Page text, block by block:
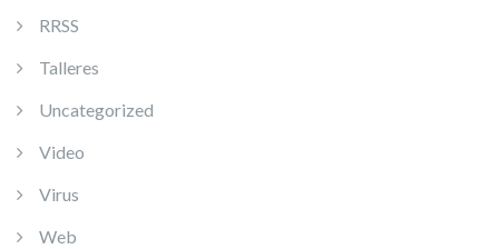
RRSS
Talleres
Uncategorized
Video
Virus
Web